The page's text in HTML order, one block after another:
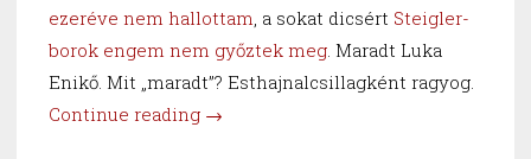
ezeréve nem hallottam, a sokat dicsért Steigler-
borok engem nem győztek meg. Maradt Luka
Enikő. Mit „maradt”? Esthajnalcsillagként ragyog.
Continue reading “Sopron
→